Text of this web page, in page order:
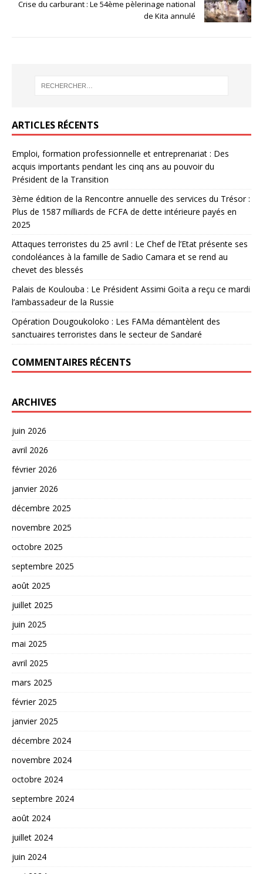
Crise du carburant : Le 54ème pèlerinage national
de Kita annulé
ARTICLES RÉCENTS
Emploi, formation professionnelle et entreprenariat : Des
acquis importants pendant les cinq ans au pouvoir du
Président de la Transition
3ème édition de la Rencontre annuelle des services du Trésor :
Plus de 1587 milliards de FCFA de dette intérieure payés en
2025
Attaques terroristes du 25 avril : Le Chef de l’Etat présente ses
condoléances à la famille de Sadio Camara et se rend au
chevet des blessés
Palais de Koulouba : Le Président Assimi Goïta a reçu ce mardi
l’ambassadeur de la Russie
Opération Dougoukoloko : Les FAMa démantèlent des
sanctuaires terroristes dans le secteur de Sandaré
COMMENTAIRES RÉCENTS
ARCHIVES
juin 2026
avril 2026
février 2026
janvier 2026
décembre 2025
novembre 2025
octobre 2025
septembre 2025
août 2025
juillet 2025
juin 2025
mai 2025
avril 2025
mars 2025
février 2025
janvier 2025
décembre 2024
novembre 2024
octobre 2024
septembre 2024
août 2024
juillet 2024
juin 2024